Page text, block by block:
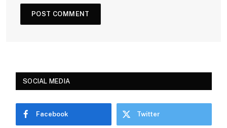
SOCIAL MEDIA
Facebook Twitter